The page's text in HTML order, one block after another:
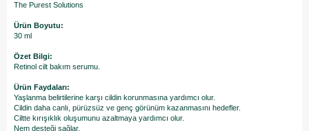
The Purest Solutions
Ürün Boyutu:
30 ml
Özet Bilgi:
Retinol cilt bakım serumu.
Ürün Faydaları:
Yaşlanma belirtilerine karşı cildin korunmasına yardımcı olur.
Cildin daha canlı, pürüzsüz ve genç görünüm kazanmasını hedefler.
Ciltte kırışıklık oluşumunu azaltmaya yardımcı olur.
Nem desteği sağlar.